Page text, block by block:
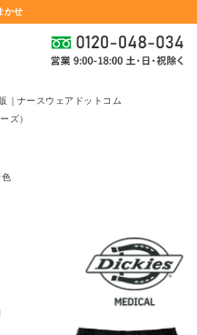
かせ
｜ナースウェアドットコム
ズ）